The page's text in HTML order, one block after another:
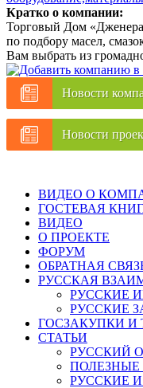
Кратко о компании:
Торговый Дом
по подбору масел,
Вам выбрать из
Новости
Новости
ВИДЕО О
ГОСТЕВАЯ
ВИДЕО
О ПРОЕКТЕ
ФОРУМ
ОБРАТНАЯ
РУССКАЯ
РУССКИЕ
РУССКИЕ
ГОСЗАКУПКИ И
СТАТЬИ
РУССКИЙ
РУССКИЕ